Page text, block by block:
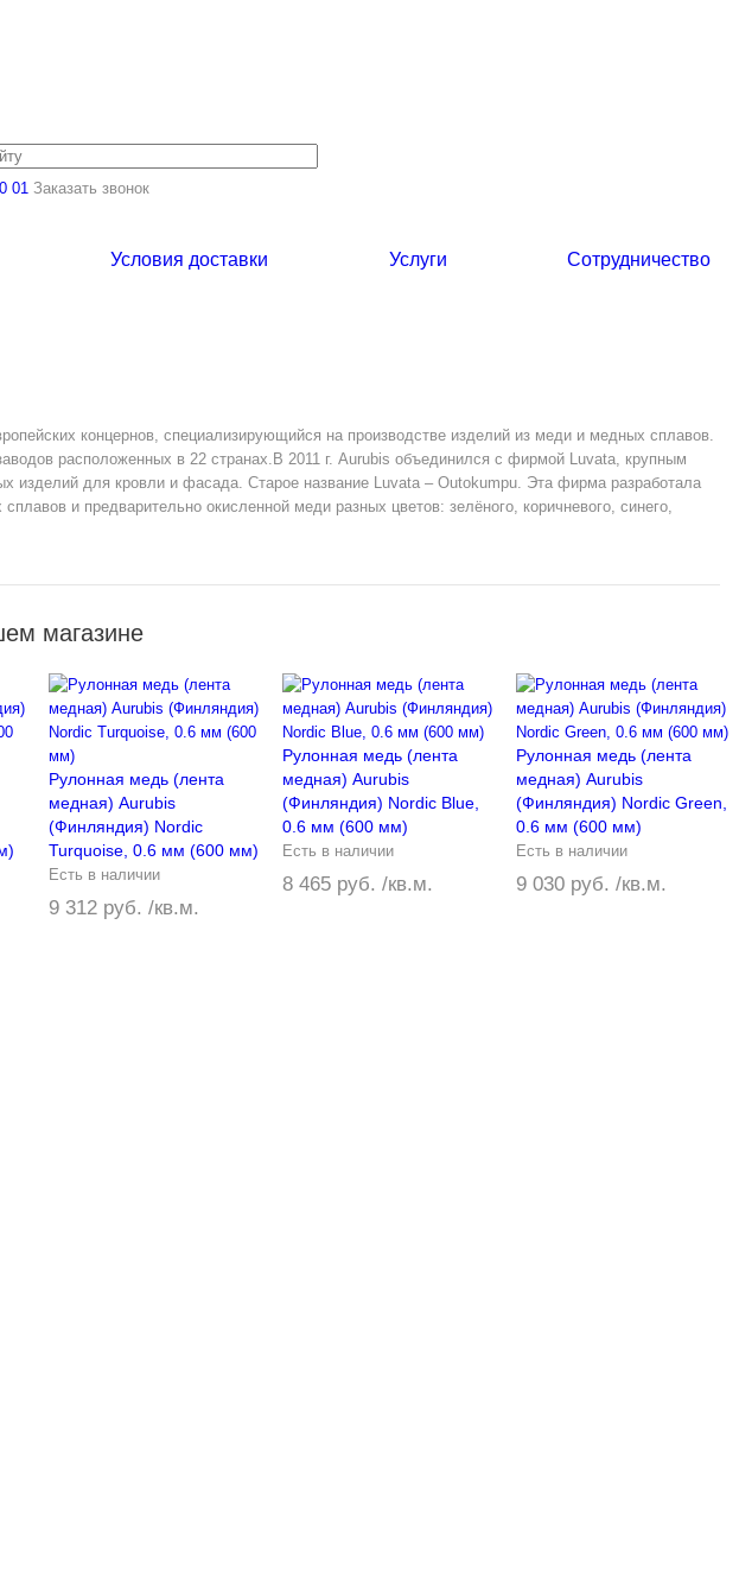
01 Заказать звонок
Условия доставки Услуги Сотрудничество
концернов, специализирующийся на производстве изделий из меди и медных сплавов.
расположенных в 22 странах.В 2011 г. Aurubis объединился с фирмой Luvata, крупным
изделий для кровли и фасада. Старое название Luvata – Outokumpu. Эта фирма разработала
и предварительно окисленной меди разных цветов: зелёного, коричневого, синего,
магазине
Рулонная медь (лента
медная) Aurubis
(Финляндия) Nordic
Turquoise, 0.6 мм (600 мм)
Есть в наличии
9 312 руб. /кв.м.
Рулонная медь (лента
медная) Aurubis
(Финляндия) Nordic Blue,
0.6 мм (600 мм)
Есть в наличии
8 465 руб. /кв.м.
Рулонная медь (лента
медная) Aurubis
(Финляндия) Nordic Green,
0.6 мм (600 мм)
Есть в наличии
9 030 руб. /кв.м.